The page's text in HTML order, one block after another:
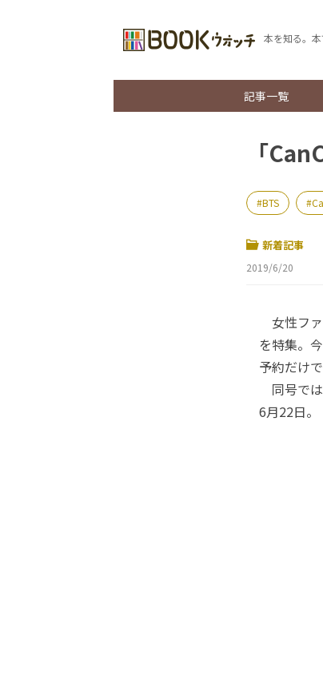
本を知る。本
記事一覧
「
BTS
新着記事
2019/6/20
女性フ
を特集。
予約だけ
同号で
6月22日。